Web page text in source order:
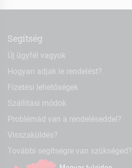
Segítség
Új ügyfél vagyok
Hogyan adjak le rendelést?
Fizetési lehetőségek
Szállítási módok
Problémád van a rendeléseddel?
Visszaküldés?
További segítségre van szükséged?